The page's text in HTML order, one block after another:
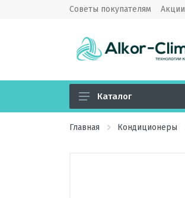
Советы покупателям Акции
Кондиционеры
Каталог
Главная Кондиционеры